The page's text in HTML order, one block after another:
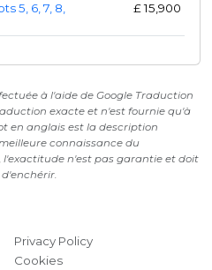
5, 6, 7, 8,
£15,900
à l'aide de Google Traduction
exacte et n'est fournie qu'à
en anglais est la description
connaissance du
l'exactitude n'est pas garantie et doit
Privacy Policy
Cookies